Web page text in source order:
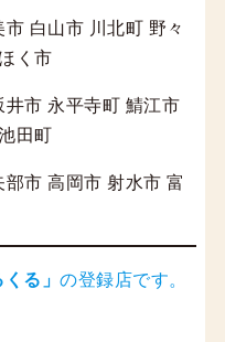
市 白山市 川北町 野々
く市
井市 永平寺町 鯖江市
田町
部市 高岡市 射水市 富
くる 」の登録店です。